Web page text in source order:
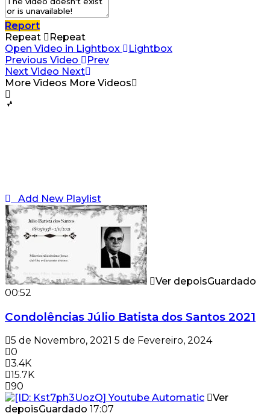
Report
Repeat
Repeat
Open Video in Lightbox
Lightbox
Previous Video
Prev
Next Video Next
More Videos More Videos
Add New Playlist
Ver depoisGuardado
00:52
Condolências Júlio Batista dos Santos 2021
5 de Novembro, 2021 5 de Fevereiro, 2024
0
3.4K
15.7K
90
Ver
depoisGuardado 17:07